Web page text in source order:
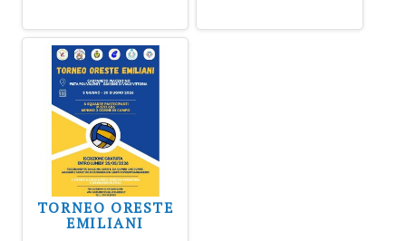
TORNEO ORESTE
EMILIANI